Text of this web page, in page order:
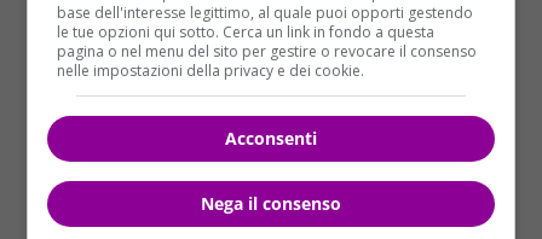
base dell'interesse legittimo, al quale puoi opporti gestendo
le tue opzioni qui sotto. Cerca un link in fondo a questa
pagina o nel menu del sito per gestire o revocare il consenso
nelle impostazioni della privacy e dei cookie.
Acconsenti
Nega il consenso